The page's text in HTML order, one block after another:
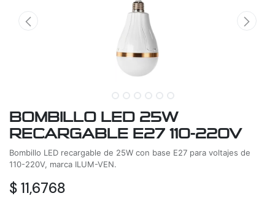
BOMBILLO LED 25W
RECARGABLE E27 110-220V
Bombillo LED recargable de 25W con base E27 para voltajes de
110-220V, marca ILUM-VEN.
$ 11,6768